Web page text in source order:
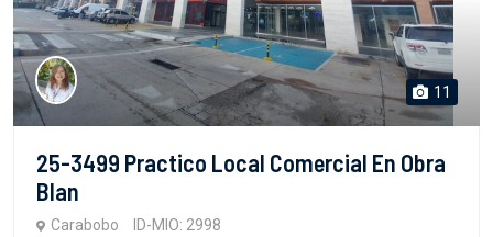
11
25-3499 Practico Local Comercial En Obra
Blan
Carabobo ID-MIO: 2998